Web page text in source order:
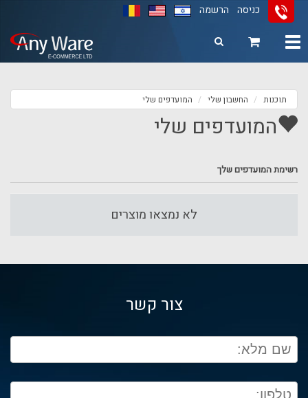
כניסה הרשמה
Toggle
תוכנות החשבון שלי המועדפים שלי
המועדפים שלי
רשימת המועדפים שלך
לא נמצאו מוצרים
צור קשר